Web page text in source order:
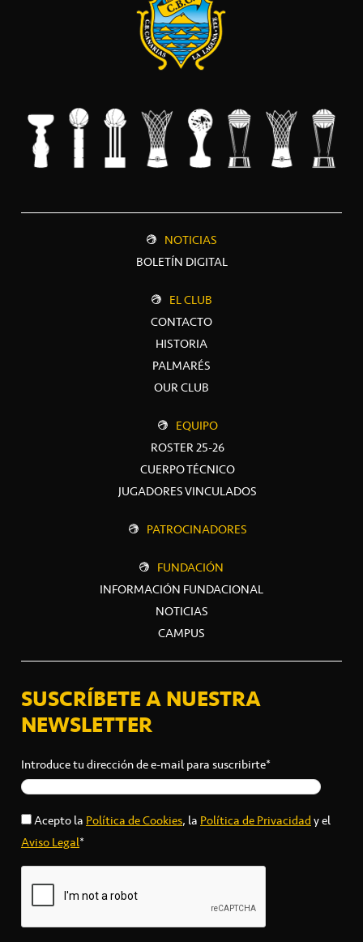
NOTICIAS
BOLETÍN DIGITAL
EL CLUB
CONTACTO
HISTORIA
PALMARÉS
OUR CLUB
EQUIPO
ROSTER 25-26
CUERPO TÉCNICO
JUGADORES VINCULADOS
PATROCINADORES
FUNDACIÓN
INFORMACIÓN FUNDACIONAL
NOTICIAS
CAMPUS
SUSCRÍBETE A NUESTRA
NEWSLETTER
Introduce tu dirección de e-mail para suscribirte*
Acepto laPolítica de Cookies, laPolítica de Privacidady el
Aviso Legal*